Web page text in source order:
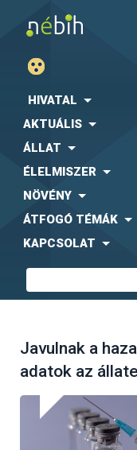
HIVATAL
AKTUÁLIS
ÁLLAT
ÉLELMISZER
NÖVÉNY
ÁTFOGÓ TÉMÁK
KAPCSOLAT
Javulnak a
adatok az